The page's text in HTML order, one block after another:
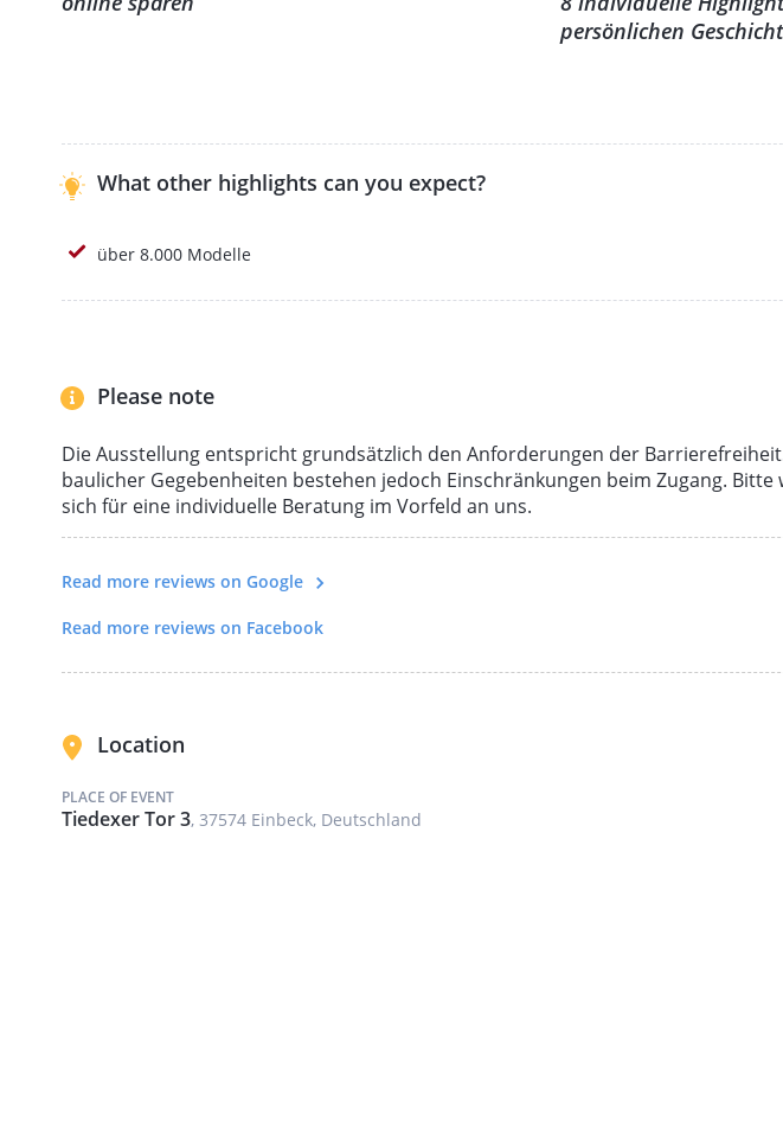
zum Fachsimpeln. Seit November 2025 ist die Sammlung für die Öffentlichkeit
persönlichen
What other highlights can you expect?
über 8.000 Modelle
Please note
Die Ausstellung entspricht grundsätzlich den Anforderungen der
baulicher Gegebenheiten bestehen jedoch Einschränkungen beim Zugang. Bitte
sich für eine individuelle Beratung im Vorfeld an uns.
Read more reviews on Google
Read more reviews on Facebook
Location
PLACE OF EVENT
Tiedexer Tor 3, 37574 Einbeck, Deutschland